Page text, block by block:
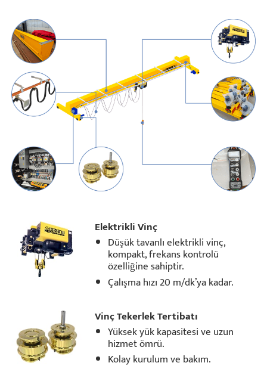
Haberler
Uygulamalar
Hakkımızda
Bize Ulaşın
Elektrikli Vinç
Düşük tavanlı elektrikli vinç,
kompakt, frekans kontrolü
özelliğine sahiptir.
Çalışma hızı 20 m/dk’ya kadar.
Vinç Tekerlek Tertibatı
Yüksek yük kapasitesi ve uzun
hizmet ömrü.
Kolay kurulum ve bakım.